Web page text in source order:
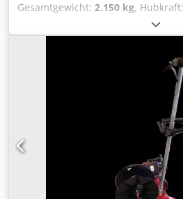
Gesamtgewicht: 2.150 kg, Hubkraft:
,
ausschließlich zu
Angebot im rechtlichen Sinne dar.
– Professioneller Hoflader | 1.200
Motor Der moderne KINGWAY
kompakter und leistungsstarker
professionellen Einsatz in
Garten- und Landschaftsbau
kommunalen Betrieben.
Kubota D1105 Dieselmotor,
sowie permanentem Allradantrieb
812R durch hohe Zuverlässigkeit,